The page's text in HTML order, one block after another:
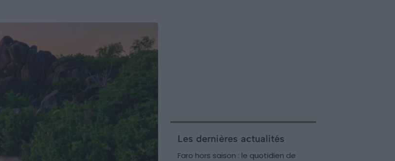
Les dernières actualités
Faro hors saison : le quotidien de